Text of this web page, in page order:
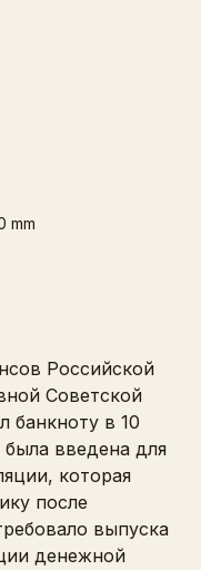
mm
Российской
Советской
банкноту в 10
была введена для
которая
после
выпуска
денежной